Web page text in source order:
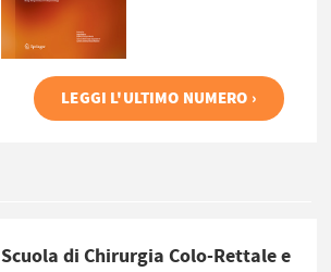
LEGGI L'ULTIMO NUMERO ›
Scuola di Chirurgia Colo-Rettale e